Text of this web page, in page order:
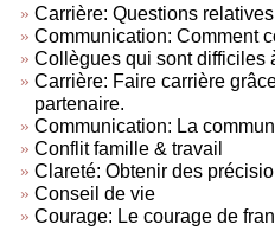
Carrière: Questions
Communication: Comment
Collègues qui sont difficiles
Carrière: Faire carrière
partenaire.
Communication: La
Conflit famille & travail
Clareté: Obtenir des
Conseil de vie
Courage: Le courage de